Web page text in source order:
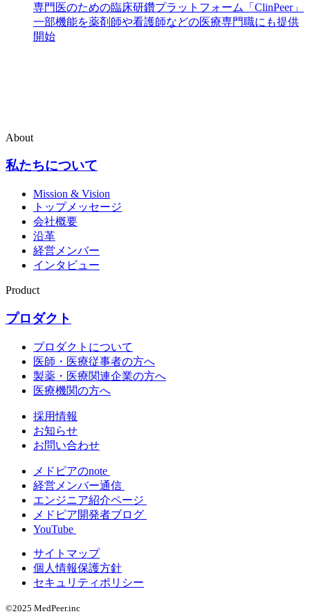
専門医のための臨床研鑽プラットフォーム「ClinPeer」
一部機能を薬剤師や看護師などの医療専門職にも提供
開始
About
私たちについて
Mission & Vision
トップメッセージ
会社概要
沿革
経営メンバー
インタビュー
Product
プロダクト
プロダクトについて
医師・医療従事者の方へ
製薬・医療関連企業の方へ
医療機関の方へ
採用情報
お知らせ
お問い合わせ
メドピアのnote
経営メンバー通信
エンジニア紹介ページ
メドピア開発者ブログ
YouTube
サイトマップ
個人情報保護方針
セキュリティポリシー
©2025 MedPeer.inc